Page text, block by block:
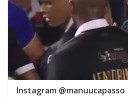
Instagram @manuucapasso